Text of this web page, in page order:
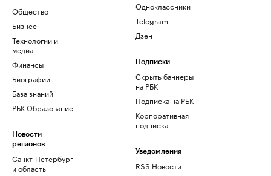
Общество
Бизнес
Технологии и
медиа
Финансы
Биографии
База знаний
РБК Образование
Новости
регионов
Санкт-Петербург
и область
Одноклассники
Telegram
Дзен
Подписки
Скрыть баннеры
на РБК
Подписка на РБК
Корпоративная
подписка
Уведомления
RSS Новости